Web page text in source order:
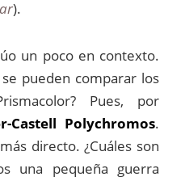
).
un poco en contexto.
pueden comparar los
Pues, por
Castell Polychromos.
directo. ¿Cuáles son
una pequeña guerra